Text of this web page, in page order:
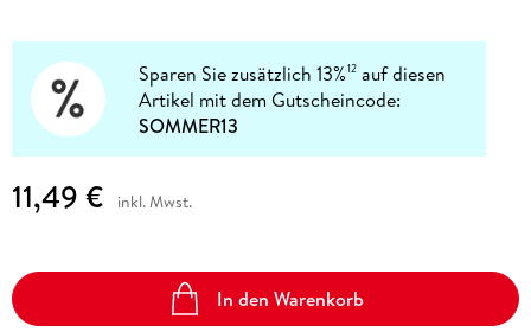
Sparen Sie zusätzlich 13%12 auf diesen
Artikel mit dem Gutscheincode:
SOMMER13
11,49 € inkl. Mwst.
In den Warenkorb